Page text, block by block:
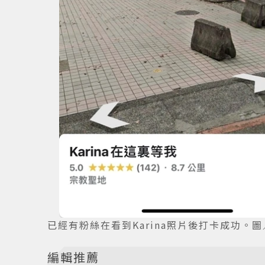
已經有粉絲在看到Karina照片後打卡成功。
編輯推薦